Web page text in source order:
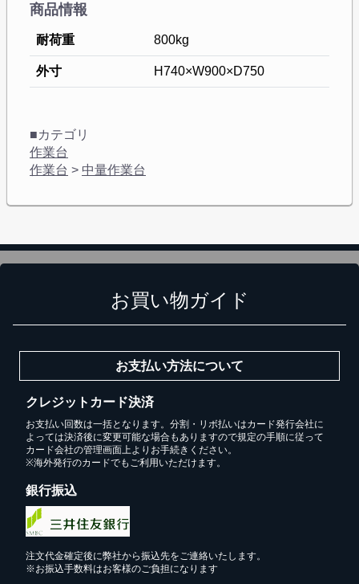
商品情報
耐荷重 800kg
外寸 H740×W900×D750
■カテゴリ
作業台
作業台 > 中量作業台
お買い物ガイド
お支払い方法について
クレジットカード決済
お支払い回数は一括となります。分割・リボ払いはカード発行会社に
よっては決済後に変更可能な場合もありますので規定の手順に従って
カード会社の管理画面上よりお手続きください。
※海外発行のカードでもご利用いただけます。
銀行振込
注文代金確定後に弊社から振込先をご連絡いたします。
※お振込手数料はお客様のご負担になります
スチールラック3台以上の場合、見積書にてお値引き保証い
たします！
1台でも大量導入でも無料お見積・ご注文を受け付けており